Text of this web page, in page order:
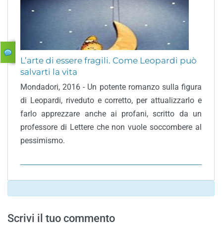
L’arte di essere fragili. Come Leopardi può
salvarti la vita
Mondadori, 2016 - Un potente romanzo sulla figura
di Leopardi, riveduto e corretto, per attualizzarlo e
farlo apprezzare anche ai profani, scritto da un
professore di Lettere che non vuole soccombere al
pessimismo.
Scrivi il tuo commento